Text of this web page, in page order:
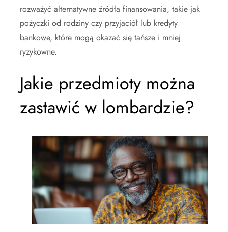
rozważyć alternatywne źródła finansowania, takie jak
pożyczki od rodziny czy przyjaciół lub kredyty
bankowe, które mogą okazać się tańsze i mniej
ryzykowne.
Jakie przedmioty można
zastawić w lombardzie?